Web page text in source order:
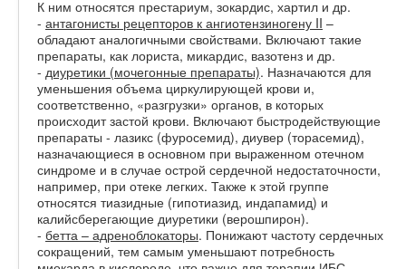
К ним относятся престариум, зокардис, хартил и др.
- антагонисты рецепторов к ангиотензиногену II –
обладают аналогичными свойствами. Включают такие
препараты, как лориста, микардис, вазотенз и др.
- диуретики (мочегонные препараты). Назначаются для
уменьшения объема циркулирующей крови и,
соответственно, «разгрузки» органов, в которых
происходит застой крови. Включают быстродействующие
препараты - лазикс (фуросемид), диувер (торасемид),
назначающиеся в основном при выраженном отечном
синдроме и в случае острой сердечной недостаточности,
например, при отеке легких. Также к этой группе
относятся тиазидные (гипотиазид, индапамид) и
калийсберегающие диуретики (верошпирон).
- бетта – адреноблокаторы. Понижают частоту сердечных
сокращений, тем самым уменьшают потребность